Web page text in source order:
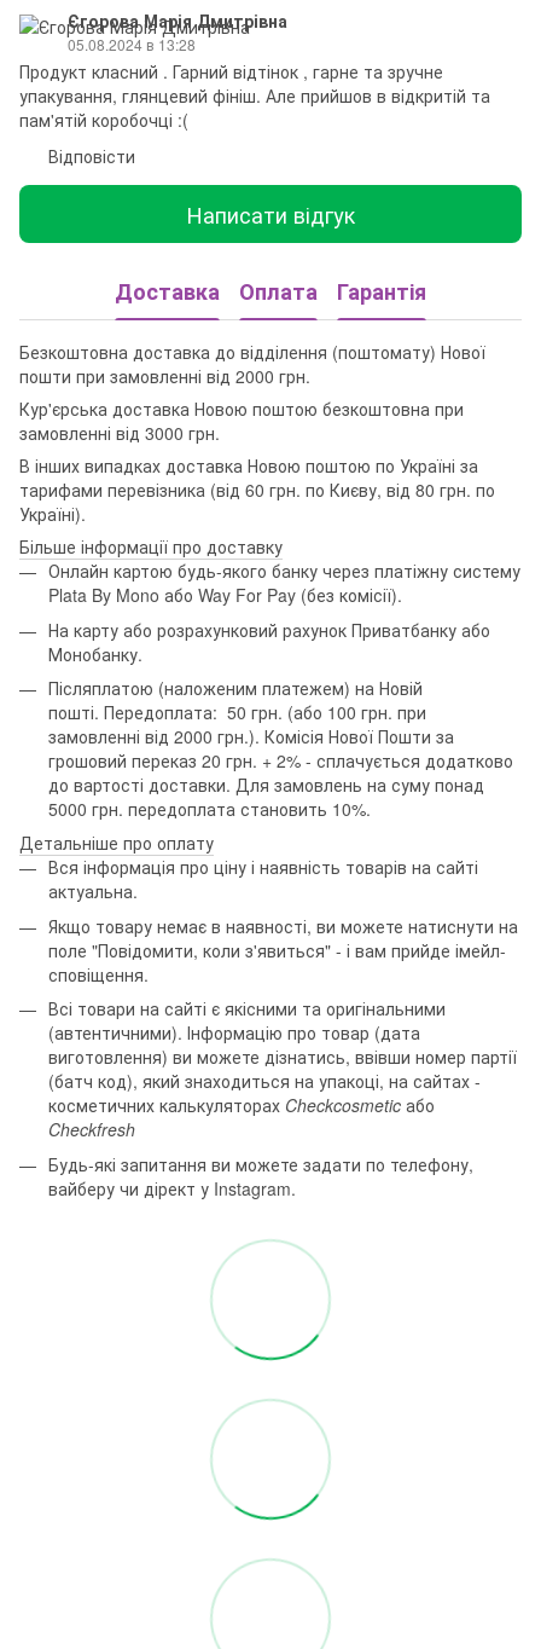
Єгорова Марія Дмитрівна
05.08.2024 в 13:28
Продукт класний . Гарний відтінок , гарне та зручне
упакування, глянцевий фініш. Але прийшов в відкритій та
пам'ятій коробочці :(
Відповісти
Написати відгук
Доставка Оплата Гарантія
Безкоштовна доставка до відділення (поштомату) Нової
пошти при замовленні від 2000 грн.
Кур'єрська доставка Новою поштою безкоштовна при
замовленні від 3000 грн.
В інших випадках доставка Новою поштою по Україні за
тарифами перевізника (від 60 грн. по Києву, від 80 грн. по
Україні).
Більше інформації про доставку
Онлайн картою будь-якого банку через платіжну систему
Plata By Mono або Way For Pay (без комісії).
На карту або розрахунковий рахунок Приватбанку або
Монобанку.
Післяплатою (наложеним платежем) на Новій
пошті. Передоплата: 50 грн. (або 100 грн. при
замовленні від 2000 грн.). Комісія Нової Пошти за
грошовий переказ 20 грн. + 2% - сплачується додатково
до вартості доставки. Для замовлень на суму понад
5000 грн. передоплата становить 10%.
Детальніше про оплату
Вся інформація про ціну і наявність товарів на сайті
актуальна.
Якщо товару немає в наявності, ви можете натиснути на
поле "Повідомити, коли з'явиться" - і вам прийде імейл-
сповіщення.
Всі товари на сайті є якісними та оригінальними
(автентичними). Інформацію про товар (дата
виготовлення) ви можете дізнатись, ввівши номер партії
(батч код), який знаходиться на упакоці, на сайтах -
косметичних калькуляторах Checkcosmetic або
Checkfresh
Будь-які запитання ви можете задати по телефону,
вайберу чи дірект у Instagram.